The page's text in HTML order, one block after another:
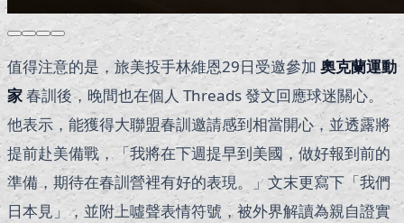
值得注意的是，旅美投手林維恩29日受邀參加奧克蘭運動
家春訓後，晚間也在個人 Threads 發文回應球迷關心。
他表示，能獲得大聯盟春訓邀請感到相當開心，並透露將
提前赴美備戰，「我將在下週提早到美國，做好報到前的
準備，期待在春訓營裡有好的表現。」文末更寫下「我們
日本見」，並附上噓聲表情符號，被外界解讀為親自證實